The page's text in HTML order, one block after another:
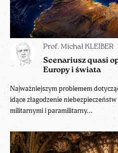
Prof. Michał KLEIBER
Scenariusz quasi
Europy i świata
Najważniejszym problemem
idące złagodzenie
militarnymi i paramilitarny...